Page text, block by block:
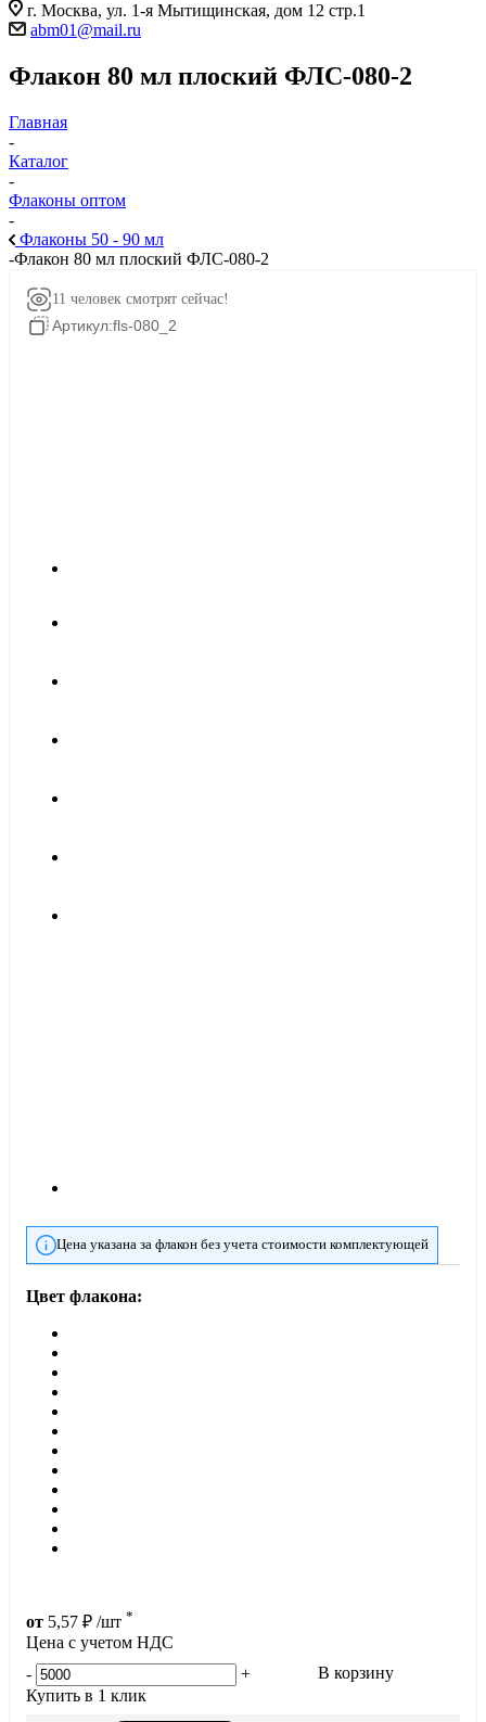
г. Москва, ул. 1-я Мытищинская, дом 12 стр.1
abm01@mail.ru
Флакон 80 мл плоский ФЛС-080-2
Главная
-
Каталог
-
Флаконы оптом
-
Флаконы 50 - 90 мл
-Флакон 80 мл плоский ФЛС-080-2
11 человек смотрят сейчас!
Артикул:fls-080_2
Цвет флакона:
от 5,57 ₽ /шт *
Цена с учетом НДС
-
+
В корзину
Купить в 1 клик
Цена указана за флакон без учета стоимости комплектующей